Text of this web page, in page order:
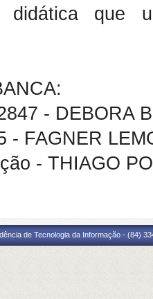
didática que
- DEBORA
- FAGNER
- THIAGO
de Tecnologia da Informação - (84)